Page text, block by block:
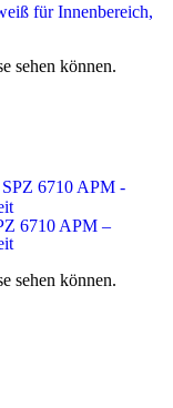
für Innenbereich,
sehen können.
6710 APM –
sehen können.